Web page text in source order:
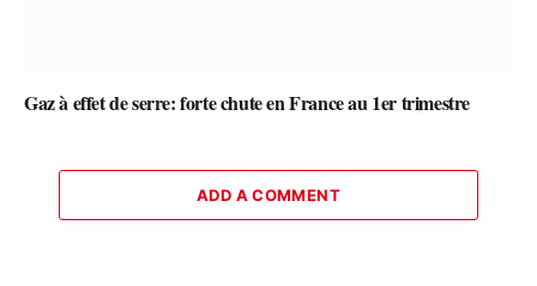
Gaz à effet de serre: forte chute en France au 1er trimestre
ADD A COMMENT